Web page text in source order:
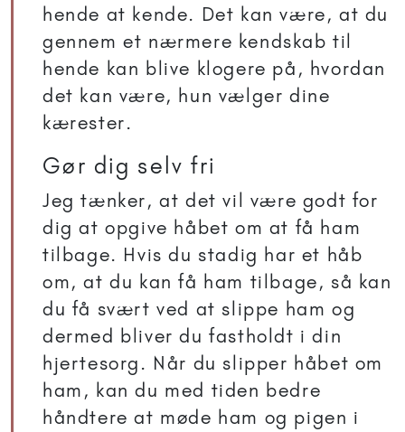
hende at kende. Det kan være, at du
gennem et nærmere kendskab til
hende kan blive klogere på, hvordan
det kan være, hun vælger dine
kærester.
Gør dig selv fri
Jeg tænker, at det vil være godt for
dig at opgive håbet om at få ham
tilbage. Hvis du stadig har et håb
om, at du kan få ham tilbage, så kan
du få svært ved at slippe ham og
dermed bliver du fastholdt i din
hjertesorg. Når du slipper håbet om
ham, kan du med tiden bedre
håndtere at møde ham og pigen i